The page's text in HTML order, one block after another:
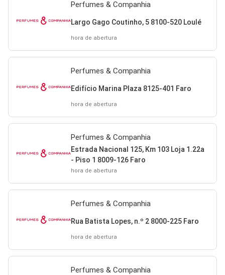
Perfumes & Companhia
Largo Gago Coutinho, 5 8100-520 Loulé
hora de abertura
Perfumes & Companhia
Edifício Marina Plaza 8125-401 Faro
hora de abertura
Perfumes & Companhia
Estrada Nacional 125, Km 103 Loja 1.22a
- Piso 1 8009-126 Faro
hora de abertura
Perfumes & Companhia
Rua Batista Lopes, n.º 2 8000-225 Faro
hora de abertura
Perfumes & Companhia